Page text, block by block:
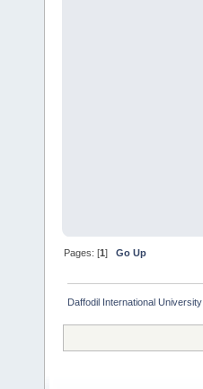
Pages: [1]Go Up
Daffodil International University